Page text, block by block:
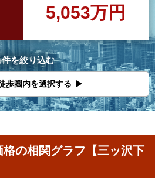
5,053万円
件を絞り込む
歩圏内を選択する
の相関グラフ【三ッ沢下